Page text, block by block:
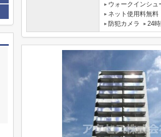
ウォークインシュ
ネット使用料無料
防犯カメラ
24